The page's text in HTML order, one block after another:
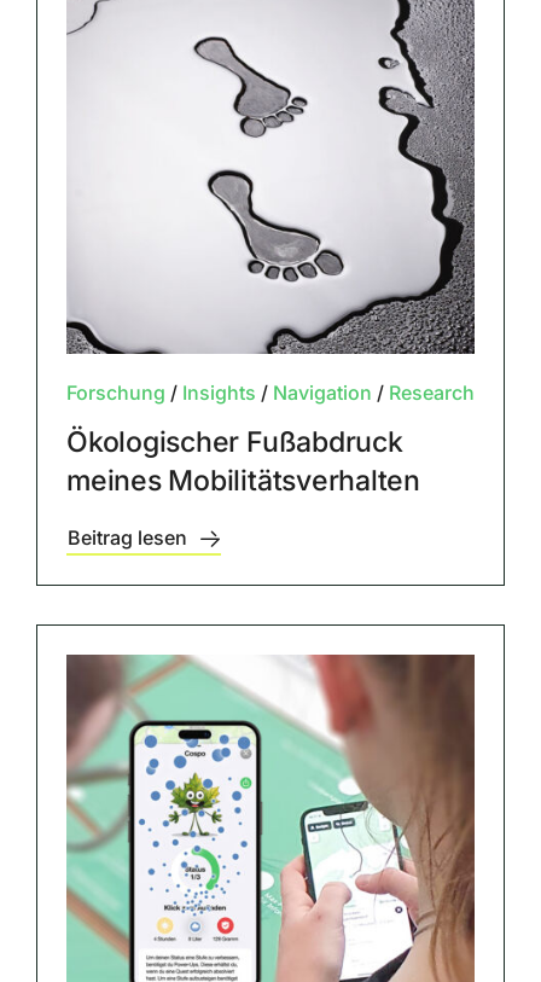
Forschung / Insights / Navigation / Research
Ökologischer Fußabdruck
meines Mobilitätsverhalten
Beitrag lesen